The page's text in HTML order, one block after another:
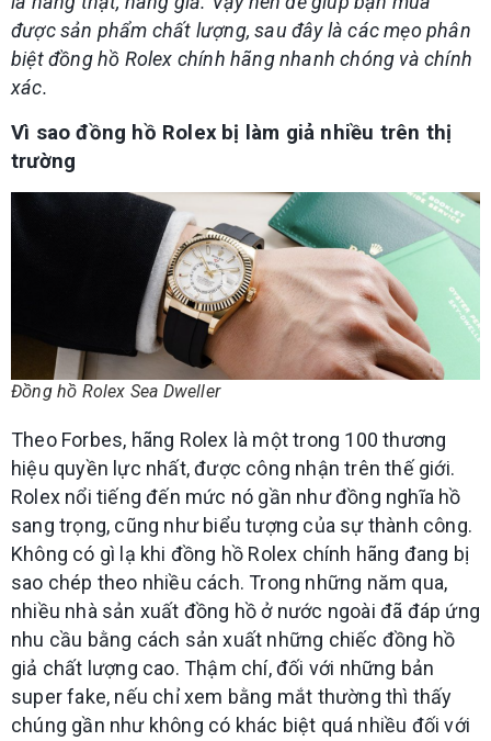
được sản phẩm chất lượng, sau đây là các mẹo phân
biệt đồng hồ Rolex chính hãng nhanh chóng và chính
xác.
Vì sao đồng hồ Rolex bị làm giả nhiều trên thị
trường
Đồng hồ Rolex Sea Dweller
Theo Forbes, hãng Rolex là một trong 100 thương
hiệu quyền lực nhất, được công nhận trên thế giới.
Rolex nổi tiếng đến mức nó gần như đồng nghĩa hồ
sang trọng, cũng như biểu tượng của sự thành công.
Không có gì lạ khi đồng hồ Rolex chính hãng đang bị
sao chép theo nhiều cách. Trong những năm qua,
nhiều nhà sản xuất đồng hồ ở nước ngoài đã đáp ứng
nhu cầu bằng cách sản xuất những chiếc đồng hồ
giả chất lượng cao. Thậm chí, đối với những bản
super fake, nếu chỉ xem bằng mắt thường thì thấy
chúng gần như không có khác biệt quá nhiều đối với